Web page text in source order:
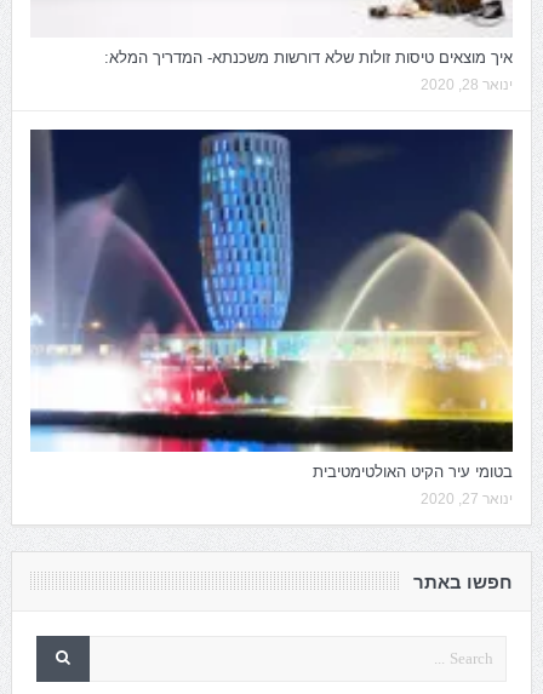
איך מוצאים טיסות זולות שלא דורשות משכנתא- המדריך המלא:
ינואר 28, 2020
בטומי עיר הקיט האולטימטיבית
ינואר 27, 2020
חפשו באתר